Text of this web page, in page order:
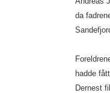
da
hadde
Dernest